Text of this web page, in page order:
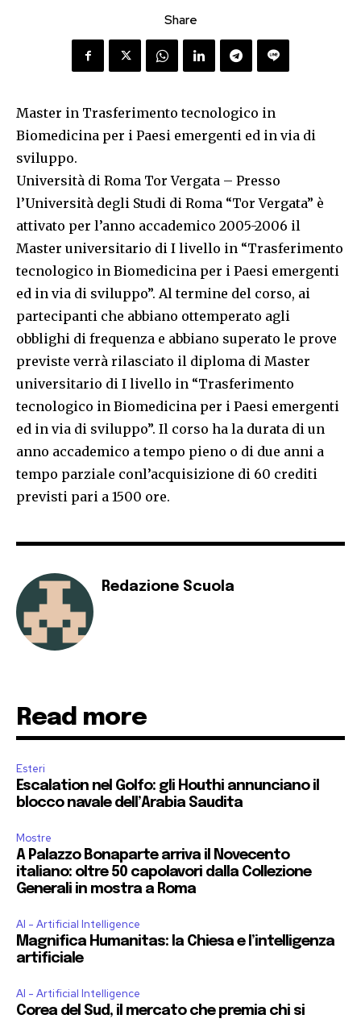
Share
Master in Trasferimento tecnologico in
Biomedicina per i Paesi emergenti ed in via di
sviluppo.
Università di Roma Tor Vergata – Presso
l’Università degli Studi di Roma “Tor Vergata” è
attivato per l’anno accademico 2005-2006 il
Master universitario di I livello in “Trasferimento
tecnologico in Biomedicina per i Paesi emergenti
ed in via di sviluppo”. Al termine del corso, ai
partecipanti che abbiano ottemperato agli
obblighi di frequenza e abbiano superato le prove
previste verrà rilasciato il diploma di Master
universitario di I livello in “Trasferimento
tecnologico in Biomedicina per i Paesi emergenti
ed in via di sviluppo”. Il corso ha la durata di un
anno accademico a tempo pieno o di due anni a
tempo parziale conl’acquisizione di 60 crediti
previsti pari a 1500 ore.
Redazione Scuola
Read more
Esteri
Escalation nel Golfo: gli Houthi annunciano il
blocco navale dell’Arabia Saudita
Mostre
A Palazzo Bonaparte arriva il Novecento
italiano: oltre 50 capolavori dalla Collezione
Generali in mostra a Roma
AI - Artificial Intelligence
Magnifica Humanitas: la Chiesa e l’intelligenza
artificiale
AI - Artificial Intelligence
Corea del Sud, il mercato che premia chi si